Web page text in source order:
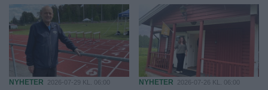
NYHETER 2026-07-29 KL. 06:00 NYHETER 2026-07-26 KL. 06:00